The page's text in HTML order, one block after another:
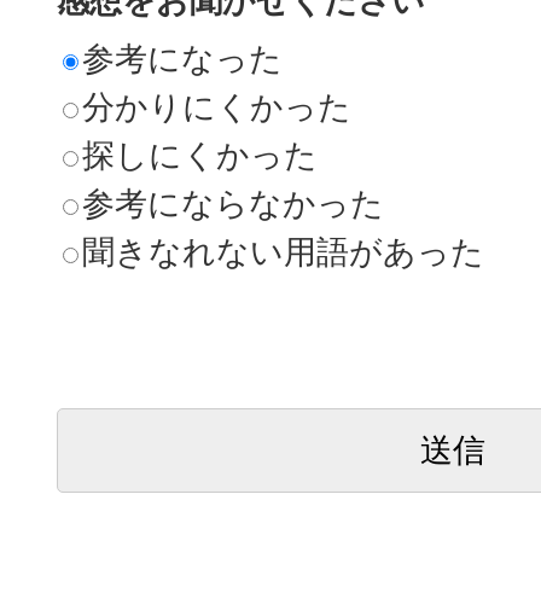
参考になった
分かりにくかった
探しにくかった
参考にならなかった
聞きなれない用語があった